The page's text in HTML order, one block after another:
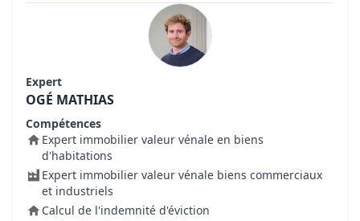
Expert
OGÉ MATHIAS
Compétences
Expert immobilier valeur vénale en biens
d'habitations
Expert immobilier valeur vénale biens commerciaux
et industriels
Calcul de l'indemnité d'éviction